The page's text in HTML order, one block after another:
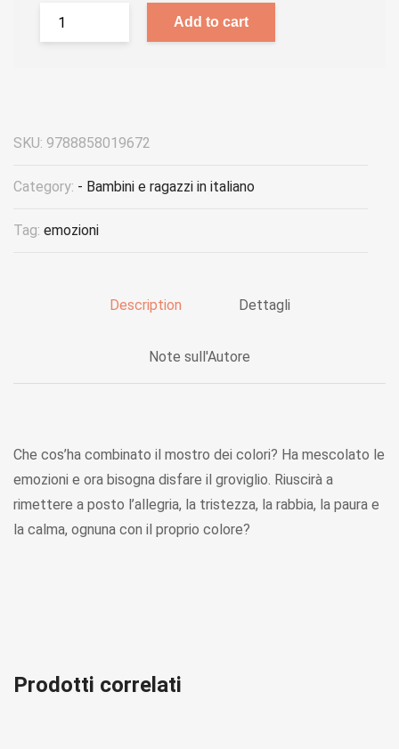
Add to cart
SKU: 9788858019672
Category: - Bambini e ragazzi in italiano
Tag: emozioni
Description Dettagli
Note sull'Autore
Che cos’ha combinato il mostro dei colori? Ha mescolato le
emozioni e ora bisogna disfare il groviglio. Riuscirà a
rimettere a posto l’allegria, la tristezza, la rabbia, la paura e
la calma, ognuna con il proprio colore?
Prodotti correlati